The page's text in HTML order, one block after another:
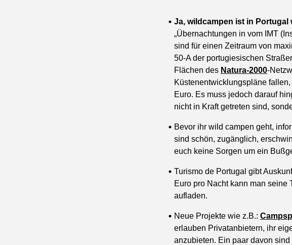
Ja, wildcampen ist in Portugal
„Übernachtungen in vom IMT
sind für einen Zeitraum von
50-A der portugiesischen
Flächen des Natura-2000-
Küstenentwicklungspläne
Euro. Es muss jedoch darauf
nicht in Kraft getreten sind,
Bevor ihr wild campen geht,
sind schön, zugänglich,
euch keine Sorgen um ein
Turismo de Portugal gibt
Euro pro Nacht kann man seine
aufladen.
Neue Projekte wie z.B.:
erlauben Privatanbietern, ihr
anzubieten. Ein paar davon